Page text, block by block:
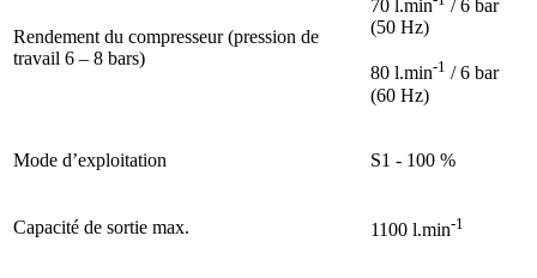
Rendement du compresseur (pression de
travail 6 – 8 bars)
70 l.min
/ 6 bar
(50 Hz)
80 l.min-1 / 6 bar
(60 Hz)
Mode d’exploitation S1 - 100 %
Capacité de sortie max. 1100 l.min-1